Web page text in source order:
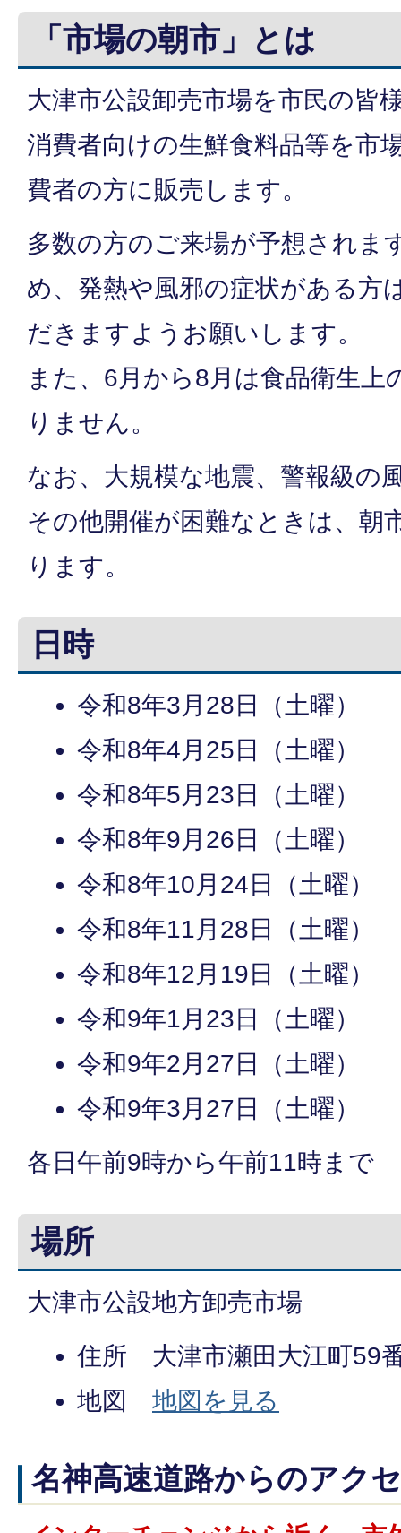
「市場の朝市」とは
大津市公設卸売市場を市民の皆
消費者向けの生鮮食料品等を市
費者の方に販売します。
多数の方のご来場が予想されま
め、発熱や風邪の症状がある方
だきますようお願いします。
また、6月から8月は食品衛生上
りません。
なお、大規模な地震、警報級の
その他開催が困難なときは、朝
ります。
日時
令和8年3月28日（土曜）
令和8年4月25日（土曜）
令和8年5月23日（土曜）
令和8年9月26日（土曜）
令和8年10月24日（土曜）
令和8年11月28日（土曜）
令和8年12月19日（土曜）
令和9年1月23日（土曜）
令和9年2月27日（土曜）
令和9年3月27日（土曜）
各日午前9時から午前11時まで
場所
大津市公設地方卸売市場
住所 大津市瀬田大江町59
地図 地図を見る
名神高速道路からのアク